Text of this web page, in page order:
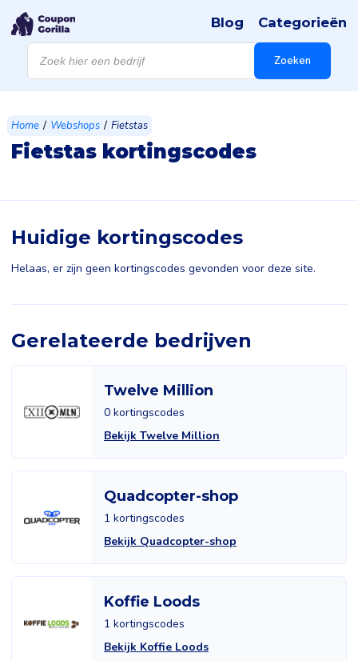
Products
search Zoeken
Blog Categorieën
Home / Webshops / Fietstas
Fietstas kortingscodes
Huidige kortingscodes
Helaas, er zijn geen kortingscodes gevonden voor deze site.
Gerelateerde bedrijven
Twelve Million
0 kortingscodes
Bekijk Twelve Million
Quadcopter-shop
1 kortingscodes
Bekijk Quadcopter-shop
Koffie Loods
1 kortingscodes
Bekijk Koffie Loods